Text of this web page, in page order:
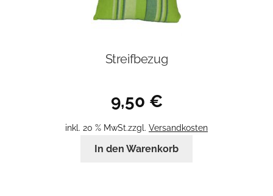
Streifbezug
9,50 €
inkl. 20 % MwSt.zzgl. Versandkosten
In den Warenkorb